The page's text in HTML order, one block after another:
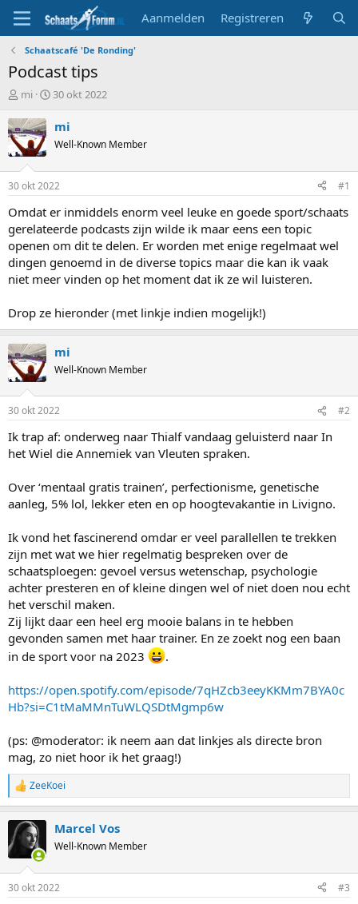
Aanmelden Registreren
Schaatscafé 'De Ronding'
Podcast tips
T
p
i
c
s
a
r
e
r
mi
S
a
t
a
t
u
30 okt 2022
mi
Well-Known Member
30 okt 2022 #1
Omdat er inmiddels enorm veel leuke en goede sport/schaats
gerelateerde podcasts zijn wilde ik maar eens een topic
openen om dit te delen. Er worden met enige regelmaat wel
dingen genoemd in de diverse topics maar die kan ik vaak
niet meer vinden op het moment dat ik ze wil luisteren.
Drop ze hieronder (met linkje indien mogelijk!)
mi
Well-Known Member
30 okt 2022 #2
Ik trap af: onderweg naar Thialf vandaag geluisterd naar In
het Wiel die Annemiek van Vleuten spraken.
Over ‘mentaal gratis trainen’, perfectionisme, genetische
aanleg, 5% lol, lekker eten en op hoogtevakantie in Livigno.
Ik vond het fascinerend omdar er veel parallellen te trekken
zijn met wat we hier regelmatig bespreken over de
schaatsploegen: gevoel versus wetenschap, psychologie
achter presteren en of kleine dingen wel of niet doen nou echt
het verschil maken.
Zij lijkt daar een heel erg mooie balans in te hebben
gevonden samen met haar trainer. En ze zoekt nog een baan
in de sport voor na 2023
.
https://open.spotify.com/episode/7qHZcb3eeyKKMm7BYA0c
Hb?si=C1tMaMMnTuWLQSDtMgmp6w
(ps: @moderator: ik neem aan dat linkjes als directe bron
mag, zo niet hoor ik het graag!)
R
e
c
t
s
ZeeKoei
Marcel Vos
Well-Known Member
30 okt 2022 #3